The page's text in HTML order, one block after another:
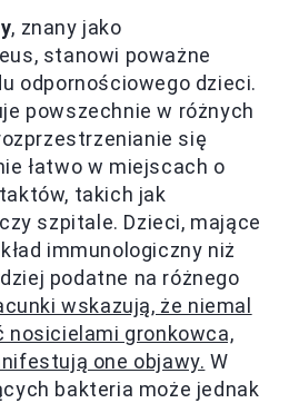
, znany jako
stanowi poważne
odpornościowego dzieci.
powszechnie w różnych
się
łatwo w miejscach o
takich jak
szpitale. Dzieci, mające
immunologiczny niż
podatne na różnego
wskazują, że niemal
nosicielami gronkowca,
one objawy. W
bakteria może jednak